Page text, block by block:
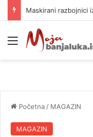
Meni
Početna / MAGAZIN
MAGAZIN